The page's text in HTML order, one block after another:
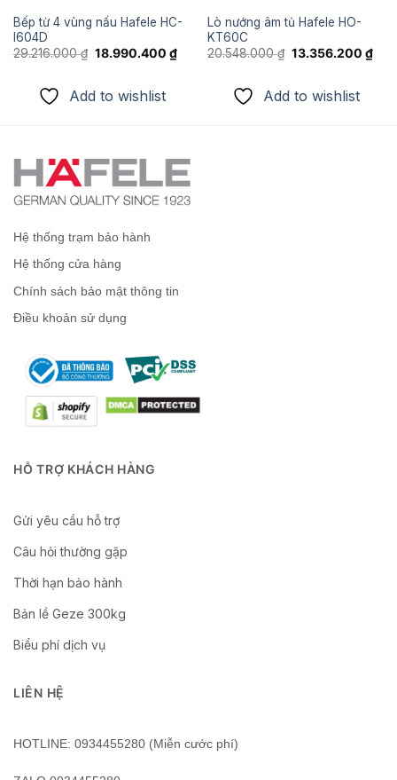
Bếp từ 4 vùng nấu Hafele HC-
I604D
29.216.000₫ Giá
29.216.000 ₫.
18.990.400 ₫Giá
hiện
18.990.400 ₫.
Add to wishlist
Lò nướng âm tủ Hafele HO-
KT60C
20.548.000₫ Giá
20.548.000 ₫.
13.356.200 ₫Giá
hiện
Add to wishlist
₫.
Hệ thống trạm bảo hành
Hệ thống cửa hàng
Chính sách bảo mật thông tin
Điều khoản sử dụng
HỖ TRỢ KHÁCH HÀNG
Gửi yêu cầu hỗ trợ
Câu hỏi thường gặp
Thời hạn bảo hành
Bản lề Geze 300kg
Biểu phí dịch vụ
LIÊN HỆ
HOTLINE: 0934455280 (Miễn cước phí)